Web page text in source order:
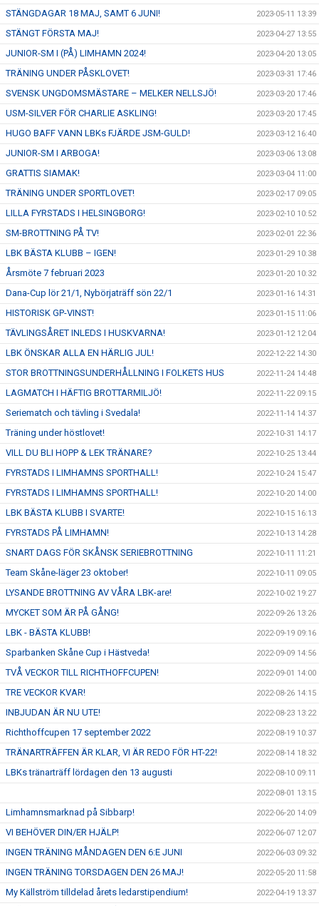
STÄNGDAGAR 18 MAJ, SAMT 6 JUNI! 2023-05-11 13:39
STÄNGT FÖRSTA MAJ! 2023-04-27 13:55
JUNIOR-SM I (PÅ) LIMHAMN 2024! 2023-04-20 13:05
TRÄNING UNDER PÅSKLOVET! 2023-03-31 17:46
SVENSK UNGDOMSMÄSTARE – MELKER NELLSJÖ! 2023-03-20 17:46
USM-SILVER FÖR CHARLIE ASKLING! 2023-03-20 17:45
HUGO BAFF VANN LBKs FJÄRDE JSM-GULD! 2023-03-12 16:40
JUNIOR-SM I ARBOGA! 2023-03-06 13:08
GRATTIS SIAMAK! 2023-03-04 11:00
TRÄNING UNDER SPORTLOVET! 2023-02-17 09:05
LILLA FYRSTADS I HELSINGBORG! 2023-02-10 10:52
SM-BROTTNING PÅ TV! 2023-02-01 22:36
LBK BÄSTA KLUBB – IGEN! 2023-01-29 10:38
Årsmöte 7 februari 2023 2023-01-20 10:32
Dana-Cup lör 21/1, Nybörjaträff sön 22/1 2023-01-16 14:31
HISTORISK GP-VINST! 2023-01-15 11:06
TÄVLINGSÅRET INLEDS I HUSKVARNA! 2023-01-12 12:04
LBK ÖNSKAR ALLA EN HÄRLIG JUL! 2022-12-22 14:30
STOR BROTTNINGSUNDERHÅLLNING I FOLKETS HUS 2022-11-24 14:48
LAGMATCH I HÄFTIG BROTTARMILJÖ! 2022-11-22 09:15
Seriematch och tävling i Svedala! 2022-11-14 14:37
Träning under höstlovet! 2022-10-31 14:17
VILL DU BLI HOPP & LEK TRÄNARE? 2022-10-25 13:44
FYRSTADS I LIMHAMNS SPORTHALL! 2022-10-24 15:47
FYRSTADS I LIMHAMNS SPORTHALL! 2022-10-20 14:00
LBK BÄSTA KLUBB I SVARTE! 2022-10-15 16:13
FYRSTADS PÅ LIMHAMN! 2022-10-13 14:28
SNART DAGS FÖR SKÅNSK SERIEBROTTNING 2022-10-11 11:21
Team Skåne-läger 23 oktober! 2022-10-11 09:05
LYSANDE BROTTNING AV VÅRA LBK-are! 2022-10-02 19:27
MYCKET SOM ÄR PÅ GÅNG! 2022-09-26 13:26
LBK - BÄSTA KLUBB! 2022-09-19 09:16
Sparbanken Skåne Cup i Hästveda! 2022-09-09 14:56
TVÅ VECKOR TILL RICHTHOFFCUPEN! 2022-09-01 14:00
TRE VECKOR KVAR! 2022-08-26 14:15
INBJUDAN ÄR NU UTE! 2022-08-23 13:22
Richthoffcupen 17 september 2022 2022-08-19 10:37
TRÄNARTRÄFFEN ÄR KLAR, VI ÄR REDO FÖR HT-22! 2022-08-14 18:32
LBKs tränarträff lördagen den 13 augusti 2022-08-10 09:11
2022-08-01 13:15
Limhamnsmarknad på Sibbarp! 2022-06-20 14:09
VI BEHÖVER DIN/ER HJÄLP! 2022-06-07 12:07
INGEN TRÄNING MÅNDAGEN DEN 6:E JUNI 2022-06-03 09:32
INGEN TRÄNING TORSDAGEN DEN 26 MAJ! 2022-05-20 11:58
My Källström tilldelad årets ledarstipendium! 2022-04-19 13:37